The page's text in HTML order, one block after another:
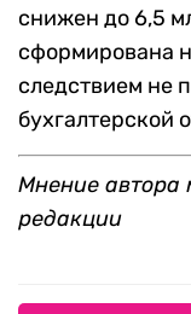
снижен до 6,5
сформирована
следствием не
бухгалтерской
Мнение автора
редакции